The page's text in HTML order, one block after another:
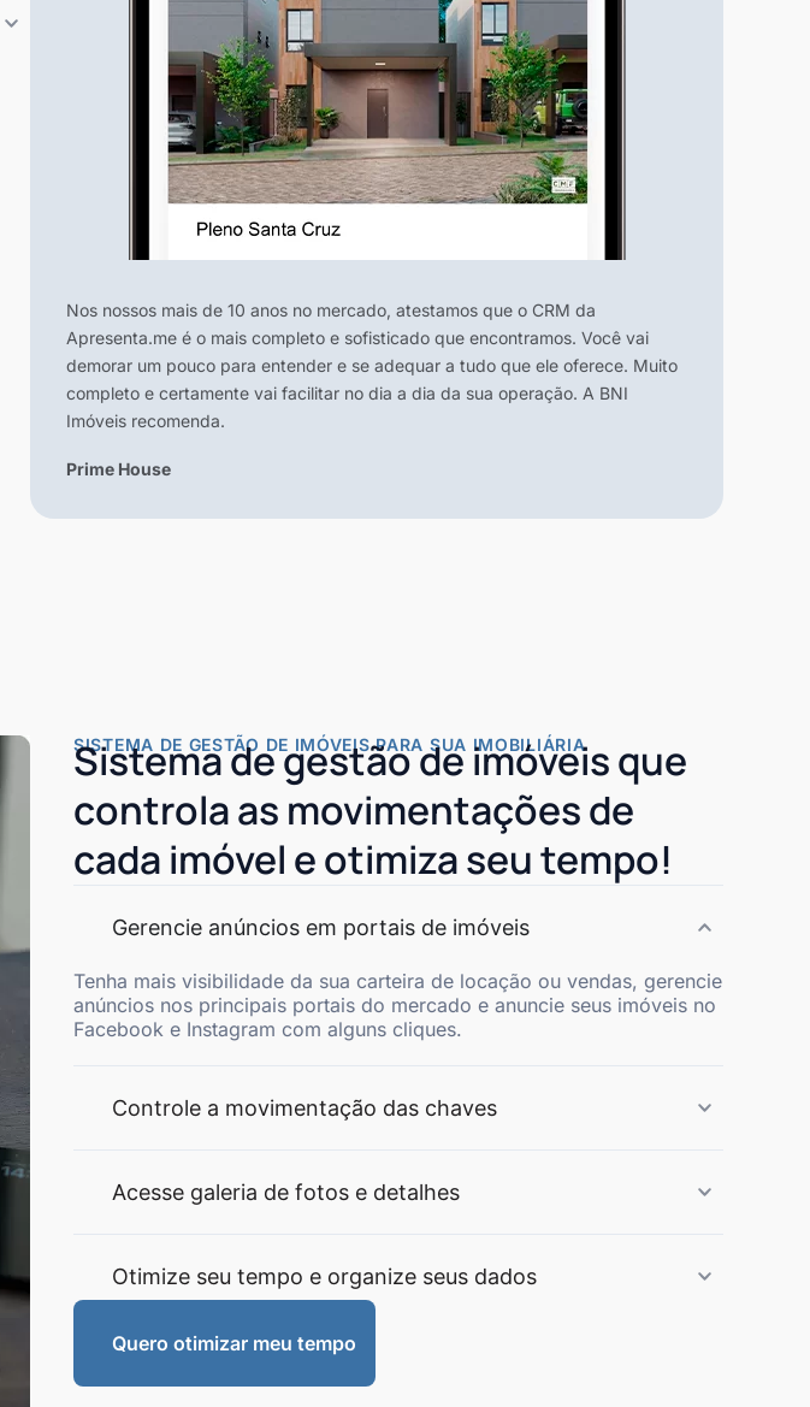
Nos nossos mais de 10 anos no mercado, atestamos que o CRM da
Apresenta.me é o mais completo e sofisticado que encontramos. Você vai
demorar um pouco para entender e se adequar a tudo que ele oferece. Muito
completo e certamente vai facilitar no dia a dia da sua operação. A BNI
Imóveis recomenda.
Prime House
SISTEMA DE GESTÃO DE IMÓVEIS PARA SUA IMOBILIÁRIA
Sistema de gestão de imóveis que
controla as movimentações de
cada imóvel e otimiza seu tempo!
Gerencie anúncios em portais de imóveis
Tenha mais visibilidade da sua carteira de locação ou vendas, gerencie
anúncios nos principais portais do mercado e anuncie seus imóveis no
Facebook e Instagram com alguns cliques.
Controle a movimentação das chaves
Acesse galeria de fotos e detalhes
Otimize seu tempo e organize seus dados
Quero otimizar meu tempo